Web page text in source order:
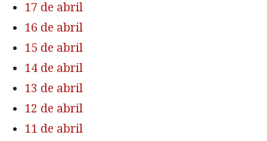
17 de abril
16 de abril
15 de abril
14 de abril
13 de abril
12 de abril
11 de abril